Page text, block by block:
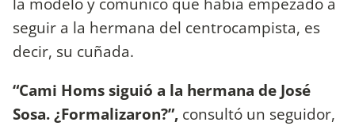
seguir a la hermana del centrocampista, es
decir, su cuñada.
“Cami Homs siguió a la hermana de José
Sosa. ¿Formalizaron?”, consultó un seguidor,